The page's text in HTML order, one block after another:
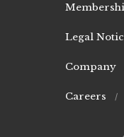
Legal
Company
Careers /